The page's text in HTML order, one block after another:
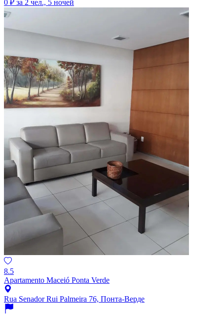
0 ₽ за 2 чел., 5 ночей
8.5
Apartamento Maceió Ponta Verde
Rua Senador Rui Palmeira 76, Понта-Верде